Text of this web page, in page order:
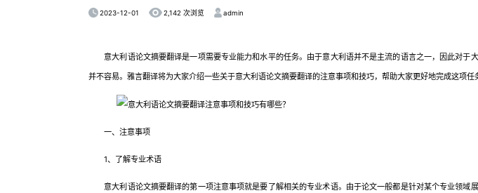
2023-12-01 2,142 次浏览 admin
意大利语论文摘要翻译是一项需要专业能力和水平的任务。由于意大利语并不是主流的语言之一，因此对于
并不容易。雅言翻译将为大家介绍一些关于意大利语论文摘要翻译的注意事项和技巧，帮助大家更好地完成这项任
一、注意事项
1、了解专业术语
意大利语论文摘要翻译的第一项注意事项就是要了解相关的专业术语。由于论文一般都是针对某个专业领域